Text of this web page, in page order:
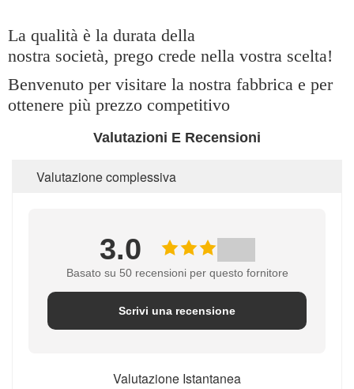
La qualità è la durata della
nostra società, prego crede nella vostra scelta!
Benvenuto per visitare la nostra fabbrica e per
ottenere più prezzo competitivo
Valutazioni E Recensioni
Valutazione complessiva
3.0
Basato su 50 recensioni per questo fornitore
Scrivi una recensione
Valutazione Istantanea